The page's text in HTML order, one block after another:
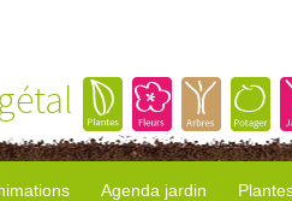
Agenda jardin